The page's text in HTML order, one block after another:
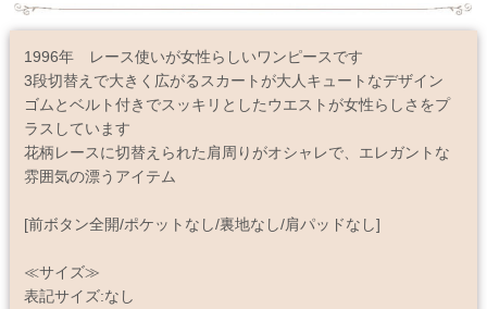
1996年 レース使いが女性らしいワンピースです
3段切替えで大きく広がるスカートが大人キュートなデザイン
ゴムとベルト付きでスッキリとしたウエストが女性らしさをプ
ラスしています
花柄レースに切替えられた肩周りがオシャレで、エレガントな
雰囲気の漂うアイテム
[前ボタン全開/ポケットなし/裏地なし/肩パッドなし]
≪サイズ≫
表記サイズ:なし